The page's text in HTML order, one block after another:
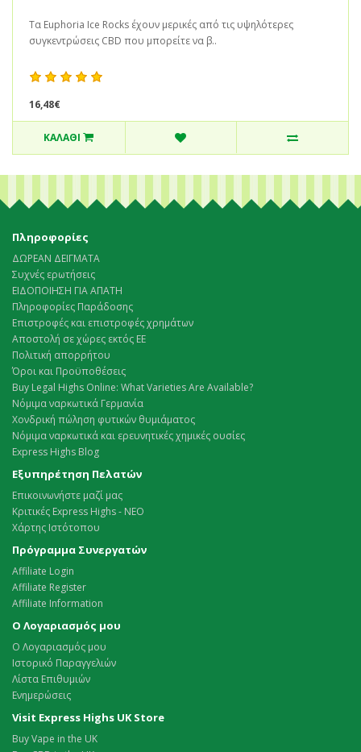
Τα Euphoria Ice Rocks έχουν μερικές από τις υψηλότερες
συγκεντρώσεις CBD που μπορείτε να β..
16,48€
ΚΑΛΆΘΙ
Πληροφορίες
ΔΩΡΕΑΝ ΔΕΙΓΜΑΤΑ
Συχνές ερωτήσεις
ΕΙΔΟΠΟΙΗΣΗ ΓΙΑ ΑΠΑΤΗ
Πληροφορίες Παράδοσης
Επιστροφές και επιστροφές χρημάτων
Αποστολή σε χώρες εκτός ΕΕ
Πολιτική απορρήτου
Όροι και Προϋποθέσεις
Buy Legal Highs Online: What Varieties Are Available?
Νόμιμα ναρκωτικά Γερμανία
Χονδρική πώληση φυτικών θυμιάματος
Νόμιμα ναρκωτικά και ερευνητικές χημικές ουσίες
Express Highs Blog
Εξυπηρέτηση Πελατών
Επικοινωνήστε μαζί μας
Κριτικές Express Highs - ΝΕΟ
Χάρτης Ιστότοπου
Πρόγραμμα Συνεργατών
Affiliate Login
Affiliate Register
Affiliate Information
Ο Λογαριασμός μου
Ο Λογαριασμός μου
Ιστορικό Παραγγελιών
Λίστα Επιθυμιών
Ενημερώσεις
Visit Express Highs UK Store
Buy Vape in the UK